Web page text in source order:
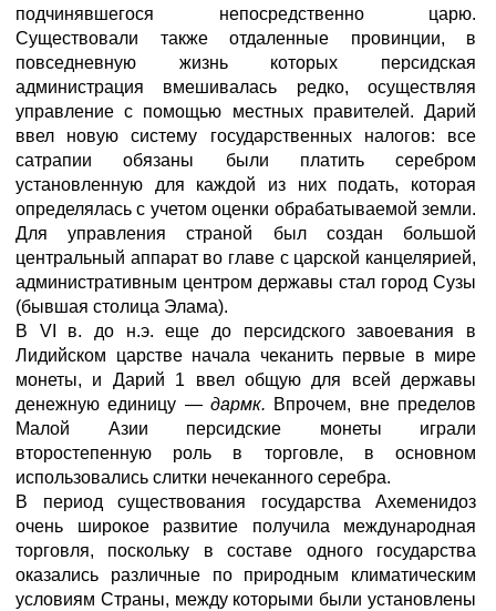
подчинявшегося непосредственно царю.
Существовали также отдаленные провинции, в
повседневную жизнь которых персидская
администрация вмешивалась редко, осуществляя
управление с помощью местных правителей. Дарий
ввел новую систему государственных налогов: все
сатрапии обязаны были платить серебром
установленную для каждой из них подать, которая
определялась с учетом оценки обрабатываемой земли.
Для управления страной был создан большой
центральный аппарат во главе с царской канцелярией,
административным центром державы стал город Сузы
(бывшая столица Элама).
В VI в. до н.э. еще до персидского завоевания в
Лидийском царстве начала чеканить первые в мире
монеты, и Дарий 1 ввел общую для всей державы
денежную единицу — дармк. Впрочем, вне пределов
Малой Азии персидские монеты играли
второстепенную роль в торговле, в основном
использовались слитки нечеканного серебра.
В период существования государства Ахеменидоз
очень широкое развитие получила международная
торговля, поскольку в составе одного государства
оказались различные по природным климатическим
условиям Страны, между которыми были установлены